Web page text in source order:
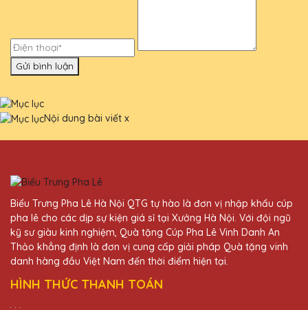
Gửi bình luận
Nội dung bài viết x
Biểu Trưng Pha Lê Hà Nội QTG tự hào là đơn vị nhập khẩu cúp
pha lê cho các dịp sự kiện giá sỉ tại Xưởng Hà Nội. Với đội ngũ
kỹ sư giàu kinh nghiệm, Quà tặng Cúp Pha Lê Vinh Danh An
Thảo khẳng định là đơn vị cung cấp giải pháp Quà tặng vinh
danh hàng đầu Việt Nam đến thời điểm hiện tại.
HÌNH THỨC THANH TOÁN